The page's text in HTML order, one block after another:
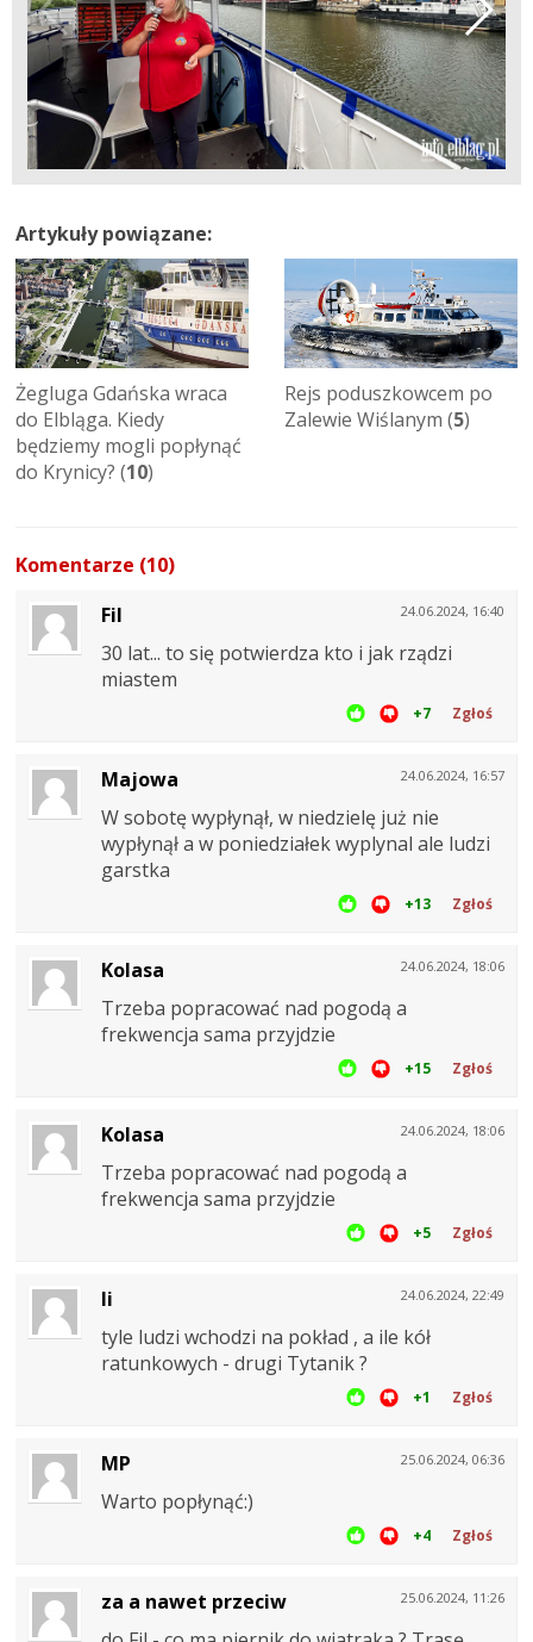
Artykuły powiązane:
Żegluga Gdańska wraca
do Elbląga. Kiedy
będziemy mogli popłynąć
do Krynicy? (10)
Rejs poduszkowcem po
Zalewie Wiślanym (5)
Komentarze (10)
24.06.2024, 16:40
Fil
30 lat... to się potwierdza kto i jak rządzi
miastem
+7 Zgłoś
24.06.2024, 16:57
Majowa
W sobotę wypłynął, w niedzielę już nie
wypłynął a w poniedziałek wyplynal ale ludzi
garstka
+13 Zgłoś
24.06.2024, 18:06
Kolasa
Trzeba popracować nad pogodą a
frekwencja sama przyjdzie
+15 Zgłoś
24.06.2024, 18:06
Kolasa
Trzeba popracować nad pogodą a
frekwencja sama przyjdzie
+5 Zgłoś
24.06.2024, 22:49
li
tyle ludzi wchodzi na pokład , a ile kół
ratunkowych - drugi Tytanik ?
+1 Zgłoś
25.06.2024, 06:36
MP
Warto popłynąć:)
+4 Zgłoś
25.06.2024, 11:26
za a nawet przeciw